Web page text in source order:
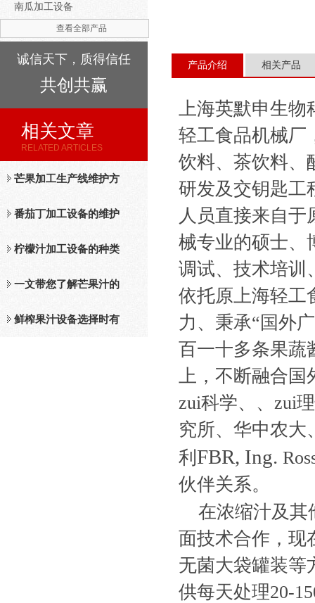
南瓜加工设备
查看全部产品
诚信天下，质得信任
共创共赢
相关文章
RELATED ARTICLES
芒果加工生产线维护方
法
番茄丁加工设备的维护
保养措施分析
柠檬汁加工设备的种类
及工作原理介绍
一文带您了解芒果汁的
整套设备和工作流程
鲜榨果汁设备选择时有
产品介绍 相关产品
上海英默申生物
轻工食品机械厂
饮料、茶饮料、
研发及交钥匙工
人员直接来自
械专业的硕士、
调试、技术培训
依托原上海轻工
力、秉承“国外
百一十多条果蔬
上，不断融合国
zui科学、、zui
究所、华中农大
利 FBR, Ing.
伙伴关系。
在浓缩汁及其
面技术合作，现
无菌大袋罐装等
供每天处理20-